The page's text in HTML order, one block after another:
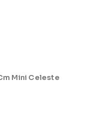
Mini Celeste